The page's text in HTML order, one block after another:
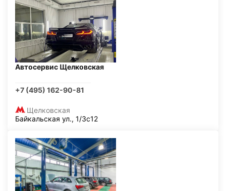
Автосервис Щелковская
+7 (495) 162-90-81
Щелковская
Байкальская ул., 1/3с12